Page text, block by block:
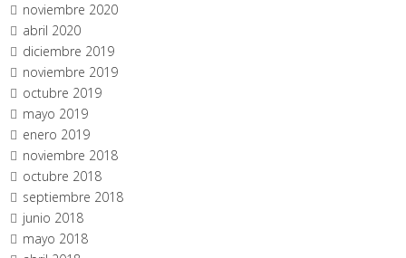
noviembre 2020
abril 2020
diciembre 2019
noviembre 2019
octubre 2019
mayo 2019
enero 2019
noviembre 2018
octubre 2018
septiembre 2018
junio 2018
mayo 2018